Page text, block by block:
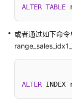
指
南
开
ALTER TABLE
或者通过如下命
ALTER INDEX